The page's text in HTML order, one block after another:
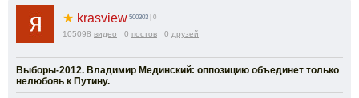
★ krasview 500303 | 0
105098 видео 0 постов 0 друзей
Выборы-2012. Владимир Мединский: оппозицию объединет только
нелюбовь к Путину.